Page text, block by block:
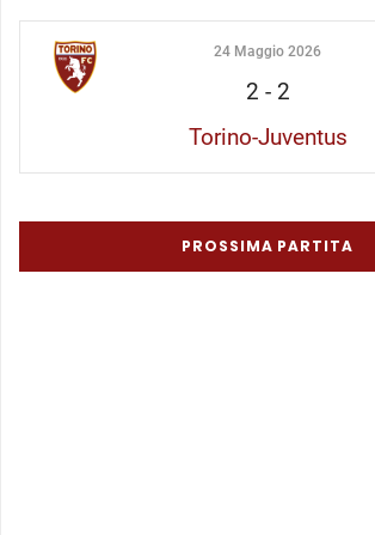
24 Maggio 2026
2 - 2
Torino-Juventus
PROSSIMA PARTITA